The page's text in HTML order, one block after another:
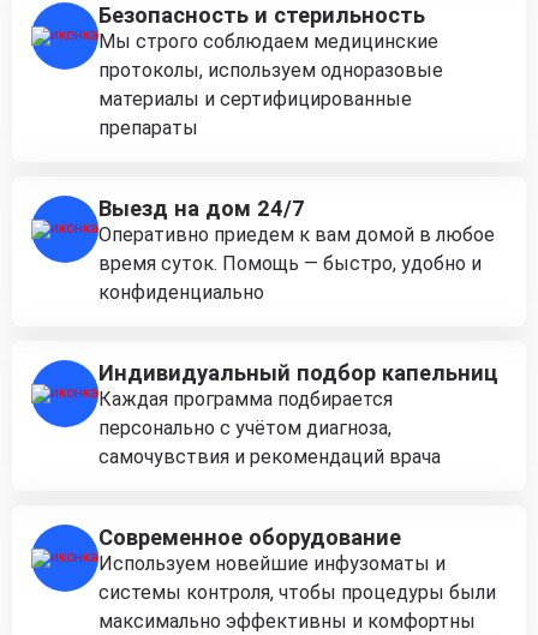
Безопасность и стерильность
Мы строго соблюдаем медицинские
протоколы, используем одноразовые
материалы и сертифицированные
препараты
Выезд на дом 24/7
Оперативно приедем к вам домой в любое
время суток. Помощь — быстро, удобно и
конфиденциально
Индивидуальный подбор капельниц
Каждая программа подбирается
персонально с учётом диагноза,
самочувствия и рекомендаций врача
Современное оборудование
Используем новейшие инфузоматы и
системы контроля, чтобы процедуры были
максимально эффективны и комфортны